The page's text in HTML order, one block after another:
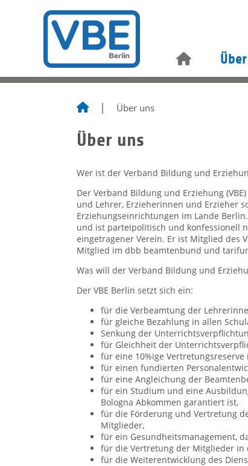
Über uns
Über uns
Wer ist der Verband Bildung und
Der Verband Bildung und Erziehung
und Lehrer, Erzieherinnen und Erzieher
Erziehungseinrichtungen im Lande
und ist parteipolitisch und konfessionell
eingetragener Verein. Er ist Mitglied des
Mitglied im dbb beamtenbund und
Was will der Verband Bildung und
Der VBE Berlin setzt sich ein:
für die Verbeamtung der
für gleiche Bezahlung in allen
Senkung der
für Gleichheit der
für eine 10%ige
für einen fundierten
für eine Angleichung der
für ein Studium und eine
Bologna Abkommen garantiert ist,
für die Förderung und Vertretung
Mitglieder,
für ein Gesundheitsmanagement,
für die Vertretung der Mitglieder in
für die Weiterentwicklung des